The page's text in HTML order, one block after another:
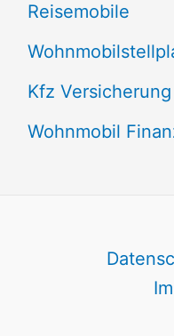
Reisemobile
Kfz
Wohnmobil